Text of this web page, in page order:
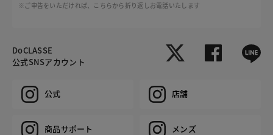
※ご申告をいただければ、こちらから折り返しお電話いたします
DoCLASSE
公式SNSアカウント
公式 店舗
商品サポート メンズ